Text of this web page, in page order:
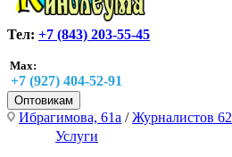
Тел: +7 (843) 203-55-45
Max:
+7 (927) 404-52-91
Оптовикам
Ибрагимова, 61а /Журналистов 62
Услуги